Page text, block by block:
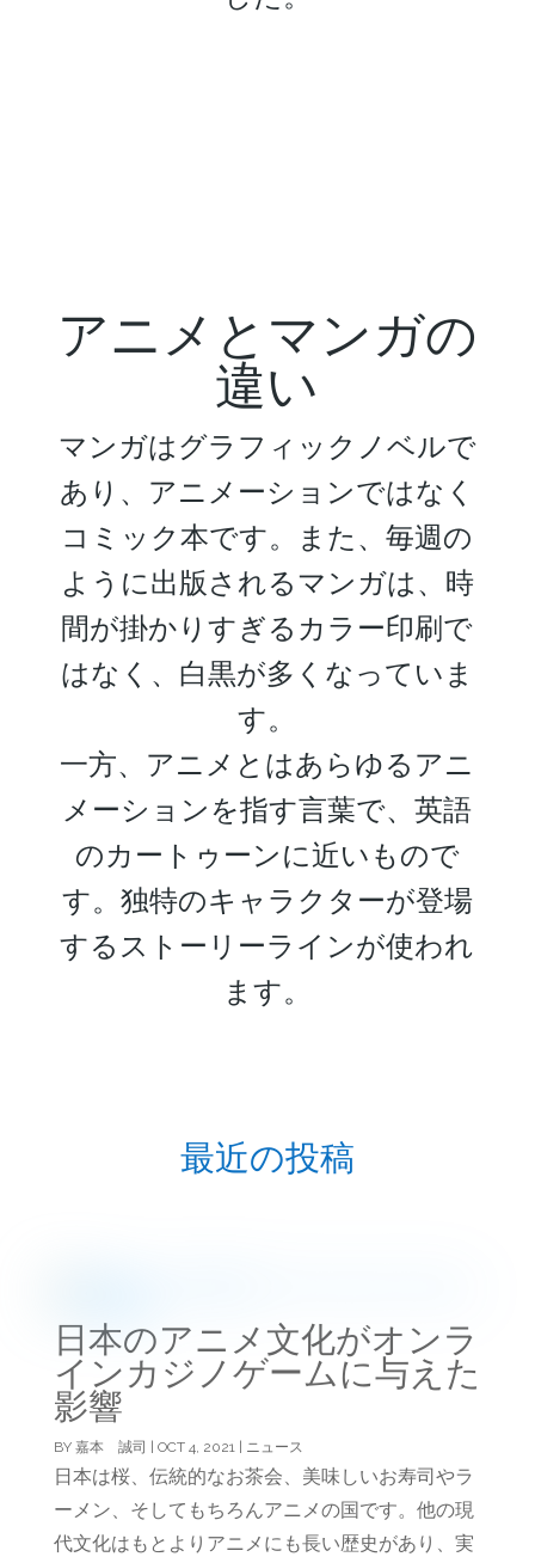
アニメとマンガの
違い
マンガはグラフィックノベルで
あり、アニメーションではなく
コミック本です。また、毎週の
ように出版されるマンガは、時
間が掛かりすぎるカラー印刷で
はなく、白黒が多くなっていま
す。
一方、アニメとはあらゆるアニ
メーションを指す言葉で、英語
のカートゥーンに近いもので
す。独特のキャラクターが登場
するストーリーラインが使われ
ます。
最近の投稿
日本のアニメ文化がオンラ
インカジノゲームに与えた
影響
BY 嘉本 誠司 | OCT 4, 2021 | ニュース
日本は桜、伝統的なお茶会、美味しいお寿司やラ
ーメン、そしてもちろんアニメの国です。他の現
代文化はもとよりアニメにも長い歴史があり、実